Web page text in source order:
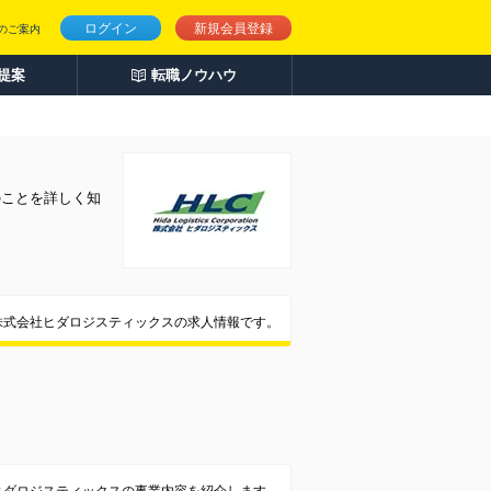
ログイン 新規会員登録
ご案内
案 転職ノウハウ
とを詳しく知
式会社ヒダロジスティックスの求人情報です。